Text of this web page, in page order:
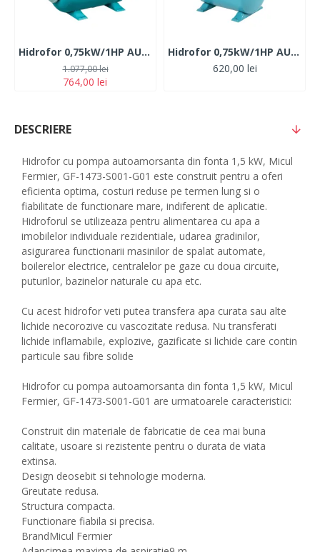
Hidrofor 0,75kW/1HP AUJET-100B 50L
764,00 lei
1.077,00 lei
Hidrofor 0,75kW/1HP AUJET 100B
620,00 lei
DESCRIERE
Hidrofor cu pompa autoamorsanta din fonta 1,5 kW, Micul
Fermier, GF-1473-S001-G01 este construit pentru a oferi
eficienta optima, costuri reduse pe termen lung si o
fiabilitate de functionare mare, indiferent de aplicatie.
Hidroforul se utilizeaza pentru alimentarea cu apa a
imobilelor individuale rezidentiale, udarea gradinilor,
asigurarea functionarii masinilor de spalat automate,
boilerelor electrice, centralelor pe gaze cu doua circuite,
puturilor, bazinelor naturale cu apa etc.
Cu acest hidrofor veti putea transfera apa curata sau alte
lichide necorozive cu vascozitate redusa. Nu transferati
lichide inflamabile, explozive, gazificate si lichide care contin
particule sau fibre solide
Hidrofor cu pompa autoamorsanta din fonta 1,5 kW, Micul
Fermier, GF-1473-S001-G01 are urmatoarele caracteristici:
Construit din materiale de fabricatie de cea mai buna
calitate, usoare si rezistente pentru o durata de viata
extinsa.
Design deosebit si tehnologie moderna.
Greutate redusa.
Structura compacta.
Functionare fiabila si precisa.
BrandMicul Fermier